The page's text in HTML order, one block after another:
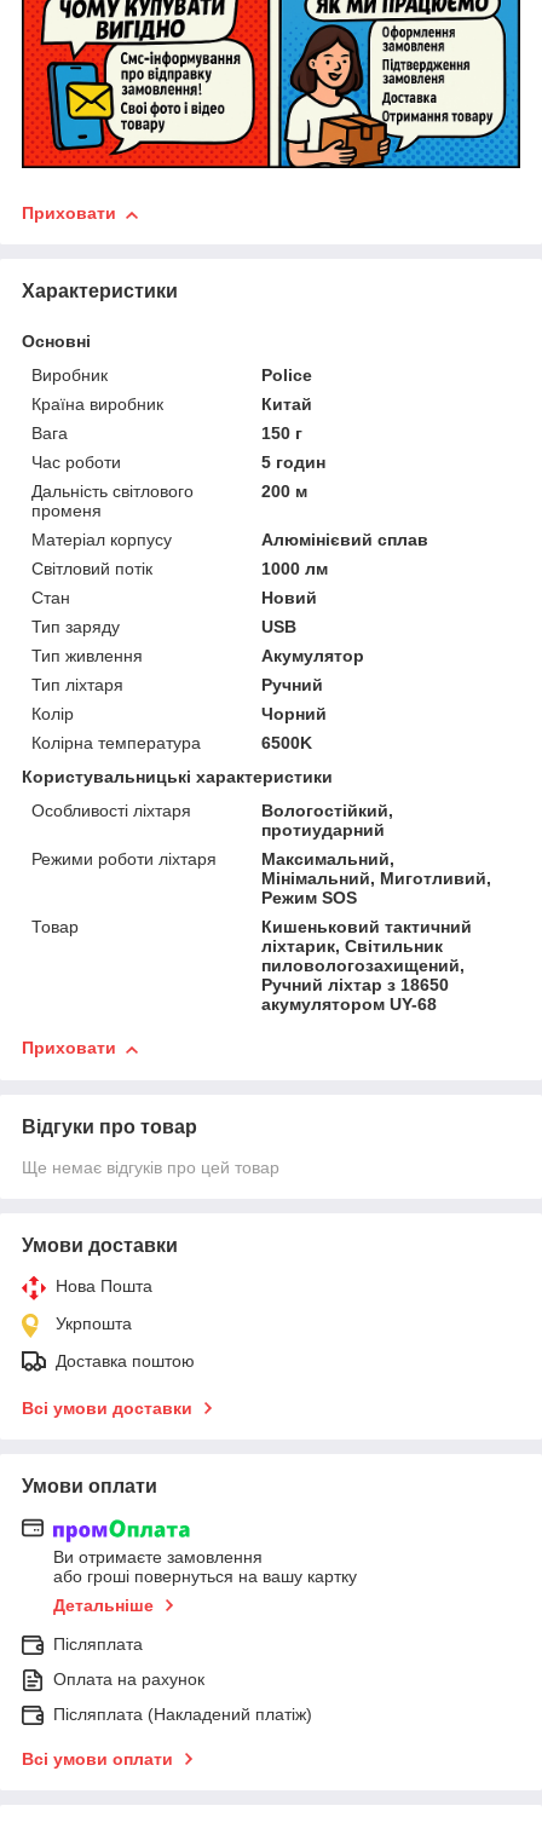
Приховати
Характеристики
Основні
Виробник
Police
Країна виробник
Китай
Вага
150 г
Час роботи
5 годин
Дальність світлового
променя
200 м
Матеріал корпусу
Алюмінієвий сплав
Світловий потік
1000 лм
Стан
Новий
Тип заряду
USB
Тип живлення
Акумулятор
Тип ліхтаря
Ручний
Колір
Чорний
Колірна температура
6500K
Користувальницькі характеристики
Особливості ліхтаря
Вологостійкий,
протиударний
Режими роботи ліхтаря
Максимальний,
Мінімальний, Миготливий,
Режим SOS
Товар
Кишеньковий тактичний
ліхтарик, Світильник
пиловологозахищений,
Ручний ліхтар з 18650
акумулятором UY-68
Приховати
Відгуки про товар
Ще немає відгуків про цей товар
Умови доставки
Нова Пошта
Укрпошта
Доставка поштою
Всі умови доставки
Умови оплати
Ви отримаєте замовлення
або гроші повернуться на вашу картку
Детальніше
Післяплата
Оплата на рахунок
Післяплата (Накладений платіж)
Всі умови оплати